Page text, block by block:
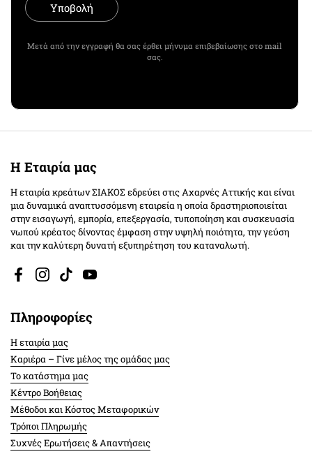
Υποβολή
Μετά από την εγγραφή θα σας έρθει μήνυμα επιβεβαίωσης στο mail
σας.
Η Εταιρία μας
Η εταιρία κρεάτων ΣΙΑΚΟΣ εδρεύει στις Αχαρνές Αττικής και είναι
μια δυναμικά αναπτυσσόμενη εταιρεία η οποία δραστηριοποιείται
στην εισαγωγή, εμπορία, επεξεργασία, τυποποίηση και συσκευασία
νωπού κρέατος δίνοντας έμφαση στην υψηλή ποιότητα, την γεύση
και την καλύτερη δυνατή εξυπηρέτηση του καταναλωτή.
FacebookInstagram
TikTokYouTube
Πληροφορίες
Η εταιρία μας
Καριέρα – Γίνε μέλος της ομάδας μας
Το κατάστημα μας
Κέντρο Βοήθειας
Μέθοδοι και Κόστος Μεταφορικών
Τρόποι Πληρωμής
Συχνές Ερωτήσεις & Απαντήσεις